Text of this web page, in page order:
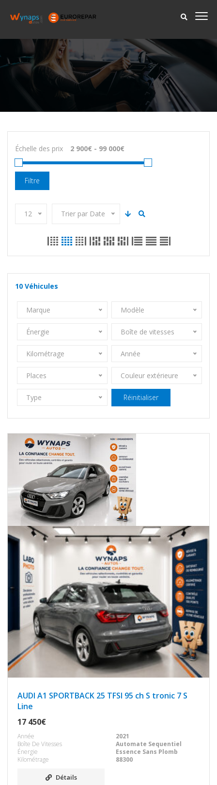
Échelle des prix
Filtre
12 Trier par Date
10 Véhicules
Marque Modèle
Énergie Boîte de vitesses
Kilométrage Année
Places Couleur extérieure
Type Réinitialiser
AUDI A1 SPORTBACK 25 TFSI 95 ch S tronic 7 S
Line
17 450€
Année
2021
Boîte De Vitesses
Automate Sequentiel
Énergie
Essence Sans Plomb
Kilométrage
88300
Détails